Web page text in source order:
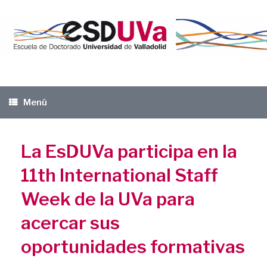
contenido
Menú
La EsDUVa participa en la
11th International Staff
Week de la UVa para
acercar sus
oportunidades formativas